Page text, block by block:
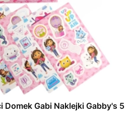
Domek Gabi Naklejki Gabby's 5